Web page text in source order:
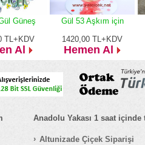
Güneş
TL+KDV
Al
Gül 53 Aşkım için
1420,00 TL+KDV
Hemen Al
Anadolu Yakası 1 saat içinde
Altunizade Çiçek Siparişi